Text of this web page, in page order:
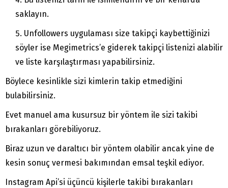
saklayın.
Unfollowers uygulaması size takipçi kaybettiğinizi
söyler ise Megimetrics’e giderek takipçi listenizi alabilir
ve liste karşılaştırması yapabilirsiniz.
Böylece kesinlikle sizi kimlerin takip etmediğini
bulabilirsiniz.
Evet manuel ama kusursuz bir yöntem ile sizi takibi
bırakanları görebiliyoruz.
Biraz uzun ve daraltıcı bir yöntem olabilir ancak yine de
kesin sonuç vermesi bakımından emsal teşkil ediyor.
Instagram Api’si üçüncü kişilerle takibi bırakanları